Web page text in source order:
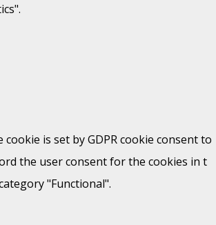
cookie is set by GDPR cookie consent to
the user consent for the cookies in t
"Functional".